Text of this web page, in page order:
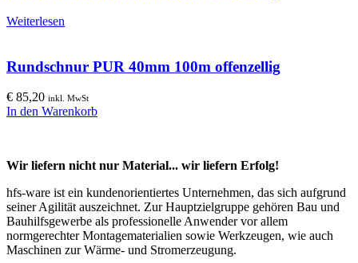
Weiterlesen
Rundschnur PUR 40mm 100m offenzellig
€ 85,20 inkl. MwSt
In den Warenkorb
Wir liefern nicht nur Material... wir liefern Erfolg!
hfs-ware ist ein kundenorientiertes Unternehmen, das sich aufgrund
seiner Agilität auszeichnet. Zur Hauptzielgruppe gehören Bau und
Bauhilfsgewerbe als professionelle Anwender vor allem
normgerechter Montagematerialien sowie Werkzeugen, wie auch
Maschinen zur Wärme- und Stromerzeugung.